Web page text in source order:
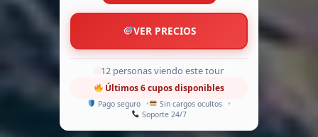
VER PRECIOS
12 personas viendo este tour
Últimos 6 cupos disponibles
Pago seguro
Sin cargos ocultos
Soporte 24/7